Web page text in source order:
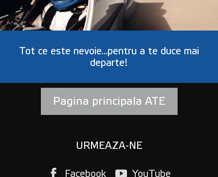
Tot ce este nevoie...pentru a te duce mai
departe!
Pagina principala ATE
URMEAZA-NE
Facebook YouTube